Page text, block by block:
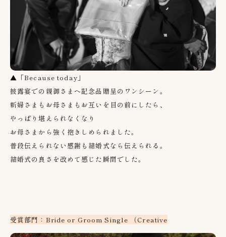
▲「Because today」
披露宴での親御さまへ記念品贈呈のワンシーン。
新婦さまもお母さまもお互いを目の前にしたら、
やっぱり堪えられなくなり
お母さまから強く抱きしめられました。
普段伝えられない感謝も結婚式なら伝えられる。
結婚式の良さを改めて感じた瞬間でした。
受賞部門：Bride or Groom Single （Creative